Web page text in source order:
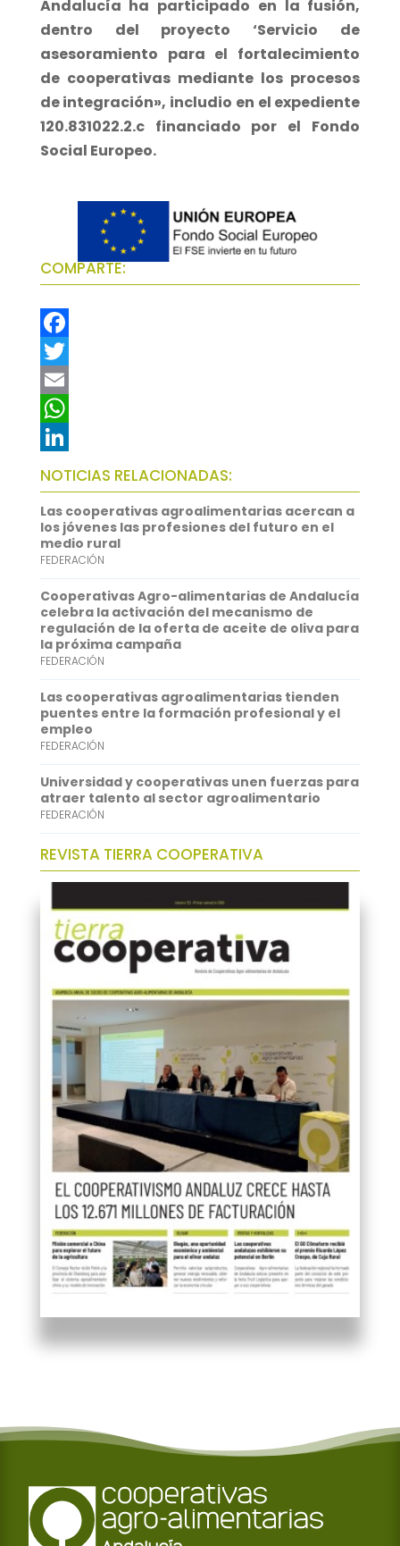
Andalucía ha participado en la fusión,
dentro del proyecto ‘Servicio de
asesoramiento para el fortalecimiento
de cooperativas mediante los procesos
de integración», includio en el expediente
120.831022.2.c financiado por el Fondo
Social Europeo.
COMPARTE:
F
a
c
e
b
o
o
k
T
w
t
t
e
r
E
m
a
i
l
W
h
a
t
s
A
p
p
L
i
n
k
e
d
I
n
NOTICIAS RELACIONADAS:
Las cooperativas agroalimentarias acercan a
los jóvenes las profesiones del futuro en el
medio rural
FEDERACIÓN
Cooperativas Agro-alimentarias de Andalucía
celebra la activación del mecanismo de
regulación de la oferta de aceite de oliva para
la próxima campaña
FEDERACIÓN
Las cooperativas agroalimentarias tienden
puentes entre la formación profesional y el
empleo
FEDERACIÓN
Universidad y cooperativas unen fuerzas para
atraer talento al sector agroalimentario
FEDERACIÓN
REVISTA TIERRA COOPERATIVA